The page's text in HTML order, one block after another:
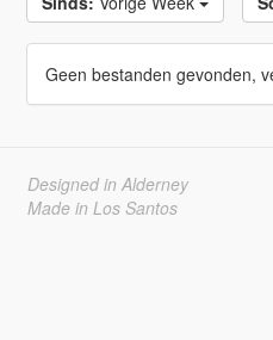
Geen bestanden gevonden,
Designed in Alderney
Made in Los Santos